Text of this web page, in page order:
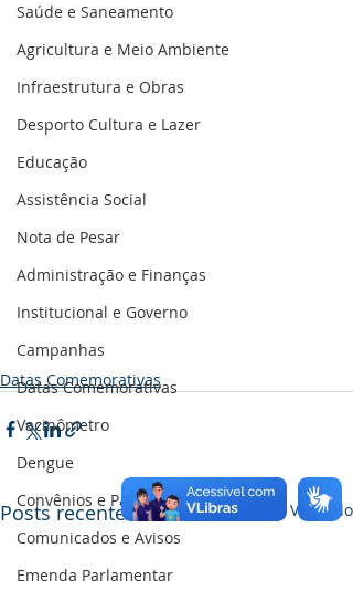
Saúde e Saneamento
Agricultura e Meio Ambiente
Infraestrutura e Obras
Desporto Cultura e Lazer
Educação
Assistência Social
Nota de Pesar
Administração e Finanças
Institucional e Governo
Campanhas
Datas Comemorativas
Vacinômetro
Dengue
Convênios e Parcerias
Comunicados e Avisos
Emenda Parlamentar
Datas Comemorativas
Posts recentes Ver tudo